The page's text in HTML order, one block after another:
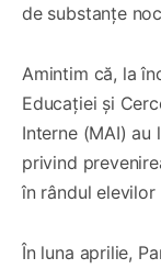
de substanțe
Amintim că, la
Educației și
Interne (MAI) au
privind
în rândul
În luna aprilie,